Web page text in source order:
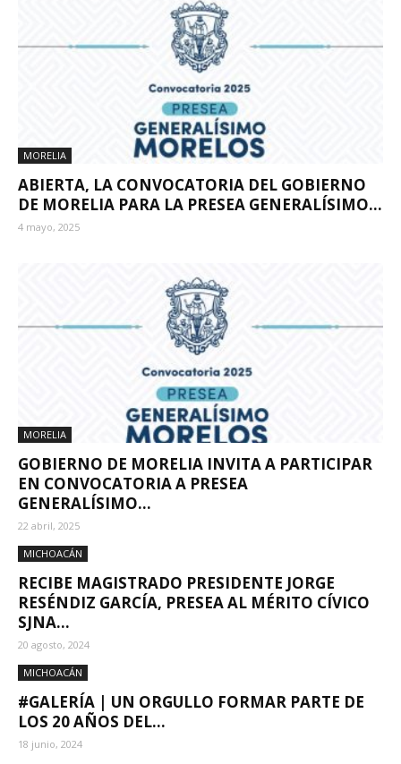
MORELIA
ABIERTA, LA CONVOCATORIA DEL GOBIERNO
DE MORELIA PARA LA PRESEA GENERALÍSIMO...
4 mayo, 2025
MORELIA
GOBIERNO DE MORELIA INVITA A PARTICIPAR
EN CONVOCATORIA A PRESEA
GENERALÍSIMO...
22 abril, 2025
MICHOACÁN
RECIBE MAGISTRADO PRESIDENTE JORGE
RESÉNDIZ GARCÍA, PRESEA AL MÉRITO CÍVICO
SJNA...
20 agosto, 2024
MICHOACÁN
#GALERÍA | UN ORGULLO FORMAR PARTE DE
LOS 20 AÑOS DEL...
18 junio, 2024